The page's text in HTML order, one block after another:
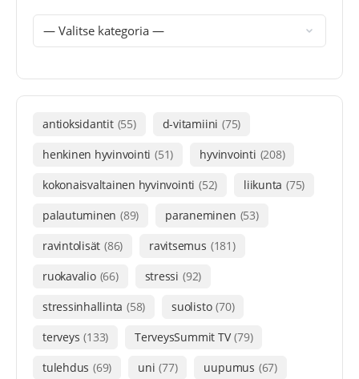
antioksidantit (55) d-vitamiini (75)
henkinen hyvinvointi (51) hyvinvointi (208)
kokonaisvaltainen hyvinvointi (52) liikunta (75)
palautuminen (89) paraneminen (53)
ravintolisät (86) ravitsemus (181)
ruokavalio (66) stressi (92)
stressinhallinta (58) suolisto (70)
terveys (133) TerveysSummit TV (79)
tulehdus (69) uni (77) uupumus (67)